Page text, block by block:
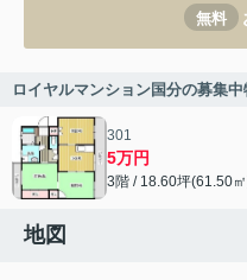
無料
ロイヤルマンション国分の募集中
301
5万円
3階 / 18.60坪(61.50
地図